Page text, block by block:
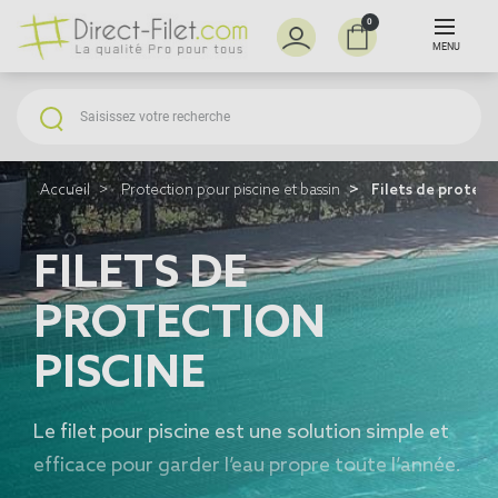
0
MENU
Accueil Protection pour piscine et bassin Filets de
FILETS DE
PROTECTION
PISCINE
Le filet pour piscine est une solution simple et
efficace pour garder l’eau propre toute l’année.